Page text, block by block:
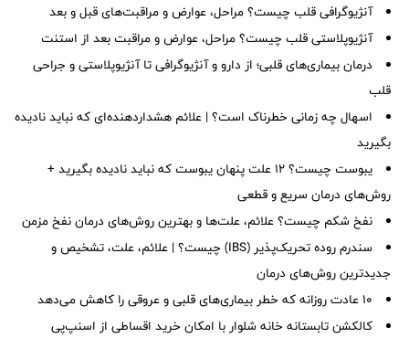
آنژیوگرافی قلب چیست؟ مراحل، عوارض و مراقبت‌های قبل و بعد
آنژیوپلاستی قلب چیست؟ مراحل، عوارض و مراقبت بعد از استنت
درمان بیماری‌های قلبی؛ از دارو و آنژیوگرافی تا آنژیوپلاستی و جراحی
قلب
اسهال چه زمانی خطرناک است؟ | علائم هشداردهنده‌ای که نباید نادیده
بگیرید
یبوست چیست؟ ۱۲ علت پنهان یبوست که نباید نادیده بگیرید +
روش‌های درمان سریع و قطعی
نفخ شکم چیست؟ علائم، علت‌ها و بهترین روش‌های درمان نفخ مزمن
سندرم روده تحریک‌پذیر (IBS) چیست؟ | علائم، علت، تشخیص و
جدیدترین روش‌های درمان
۱۰ عادت روزانه که خطر بیماری‌های قلبی و عروقی را کاهش می‌دهد
کالکشن تابستانه خانه شلوار با امکان خرید اقساطی از اسنپ‌پی